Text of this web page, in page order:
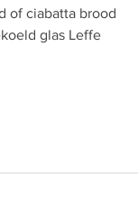
of ciabatta brood
glas Leffe